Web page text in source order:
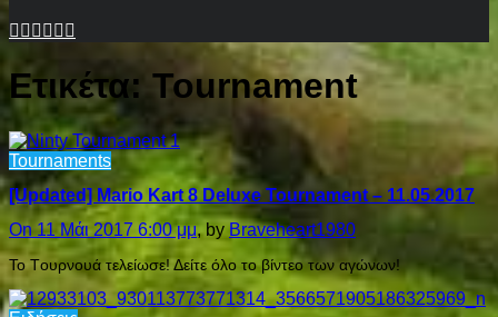
Ετικέτα: Tournament
Tournaments
[Updated] Mario Kart 8 Deluxe Tournament – 11.05.2017
On 11 Μάι 2017 6:00 μμ, byBraveheart1980
To Tουρνουά τελείωσε! Δείτε όλο το βίντεο των αγώνων!